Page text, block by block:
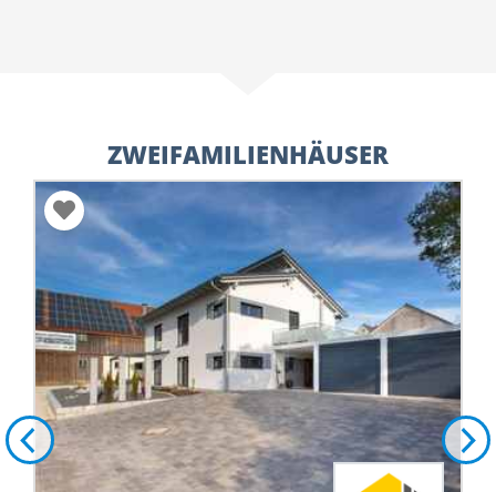
ZWEIFAMILIENHÄUSER